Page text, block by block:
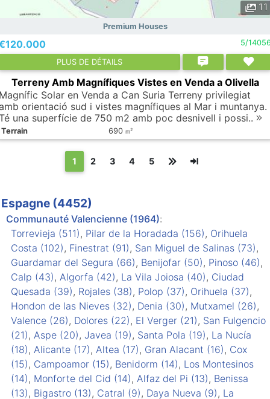
11
Premium Houses
5/
PLUS DE DÉTAILS
Terreny Amb Magnífiques Vistes en Venda a Olivella
Solar en Venda a Can Suria Terreny privilegiat
orientació sud i vistes magnífiques al Mar i muntanya.
una superfície de 750 m2 amb poc desnivell i possi..
Terrain 690 m2
1(текущая)
2 3 4 5
Espagne (4452)
Communauté Valencienne (1964):
Torrevieja (511), Pilar de la Horadada (156), Orihuela
Costa (102), Finestrat (91), San Miguel de Salinas (73),
Guardamar del Segura (66), Benijofar (50), Pinoso (46),
Calp (43), Algorfa (42), La Vila Joiosa (40), Ciudad
Quesada (39), Rojales (38), Polop (37), Orihuela (37),
Hondon de las Nieves (32), Denia (30), Mutxamel (26),
Valence (26), Dolores (22), El Verger (21), San Fulgencio
(21), Aspe (20), Javea (19), Santa Pola (19), La Nucía
(18), Alicante (17), Altea (17), Gran Alacant (16), Cox
(15), Campoamor (15), Benidorm (14), Los Montesinos
(14), Monforte del Cid (14), Alfaz del Pi (13), Benissa
(13), Bigastro (13), Catral (9), Daya Nueva (9), La